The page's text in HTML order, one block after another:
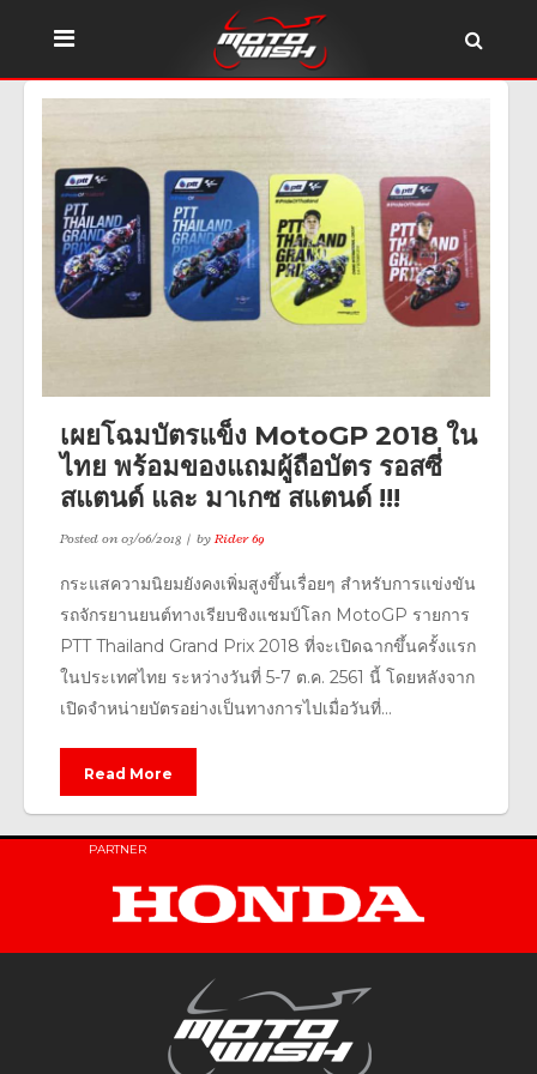
เผยโฉมบัตรแข็ง MotoGP 2018 ใน
ไทย พร้อมของแถมผู้ถือบัตร รอสซี่
สแตนด์ และ มาเกซ สแตนด์ !!!
Posted on03/06/2018 byRider 69
กระแสความนิยมยังคงเพิ่มสูงขึ้นเรื่อยๆ สำหรับการแข่งขัน
รถจักรยานยนต์ทางเรียบชิงแชมป์โลก MotoGP รายการ
PTT Thailand Grand Prix 2018 ที่จะเปิดฉากขึ้นครั้งแรก
ในประเทศไทย ระหว่างวันที่ 5-7 ต.ค. 2561 นี้ โดยหลังจาก
เปิดจำหน่ายบัตรอย่างเป็นทางการไปเมื่อวันที่...
Read More
PARTNER